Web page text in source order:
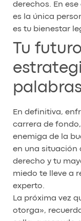
derechos. En
es la única
es tu bienestar
Tu
En definitiva,
carrera de
enemiga de la
en una situación
derecho y tu
miedo te lleve a
experto.
La próxima vez
otorga»,